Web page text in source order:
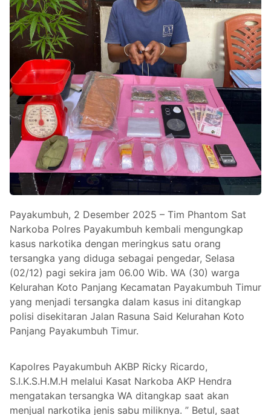
Payakumbuh, 2 Desember 2025 – Tim Phantom Sat
Narkoba Polres Payakumbuh kembali mengungkap
kasus narkotika dengan meringkus satu orang
tersangka yang diduga sebagai pengedar, Selasa
(02/12) pagi sekira jam 06.00 Wib. WA (30) warga
Kelurahan Koto Panjang Kecamatan Payakumbuh Timur
yang menjadi tersangka dalam kasus ini ditangkap
polisi disekitaran Jalan Rasuna Said Kelurahan Koto
Panjang Payakumbuh Timur.
Kapolres Payakumbuh AKBP Ricky Ricardo,
S.I.K.S.H.M.H melalui Kasat Narkoba AKP Hendra
mengatakan tersangka WA ditangkap saat akan
menjual narkotika jenis sabu miliknya. ” Betul, saat